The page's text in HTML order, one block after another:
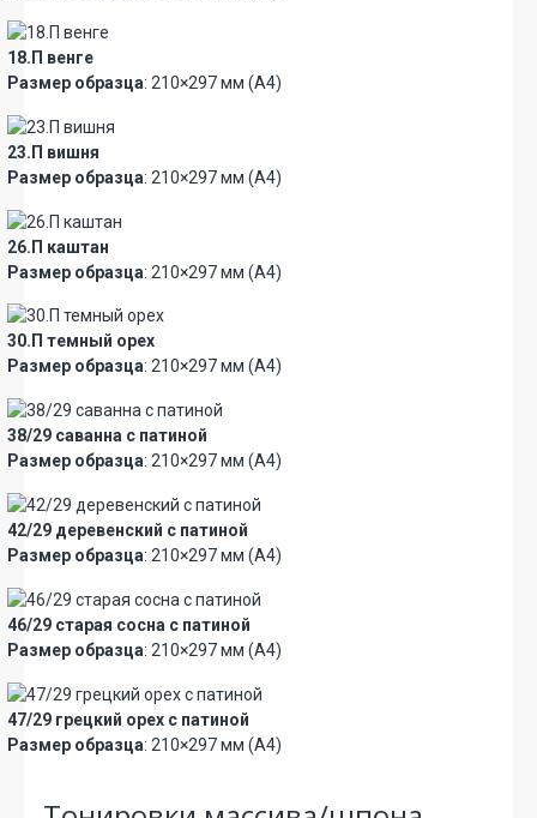
18.П венге
Размер образца: 210×297 мм (А4)
23.П вишня
Размер образца: 210×297 мм (А4)
26.П каштан
Размер образца: 210×297 мм (А4)
30.П темный орех
Размер образца: 210×297 мм (А4)
38/29 саванна с патиной
Размер образца: 210×297 мм (А4)
42/29 деревенский с патиной
Размер образца: 210×297 мм (А4)
46/29 старая сосна с патиной
Размер образца: 210×297 мм (А4)
47/29 грецкий орех с патиной
Размер образца: 210×297 мм (А4)